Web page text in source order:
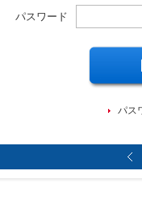
パスワード
パス